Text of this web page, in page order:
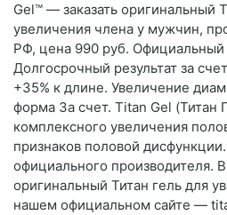
Gel™ — заказать оригинальный
увеличения члена у мужчин,
РФ, цена 990 руб. Официальный
Долгосрочный результат за
+35% к длине. Увеличение
форма За счет. Titan Gel (Титан
комплексного увеличения
признаков половой
официального производителя.
оригинальный Титан гель для
нашем официальном сайте —